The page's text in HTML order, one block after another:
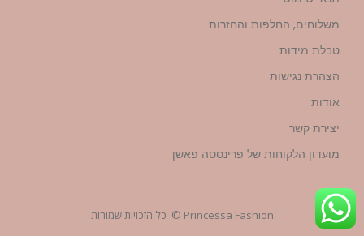
משלוחים, החלפות והחזרות
טבלת מידות
הצהרת נגישות
אודות
יצירת קשר
מועדון הלקוחות של פרינססה פאשן